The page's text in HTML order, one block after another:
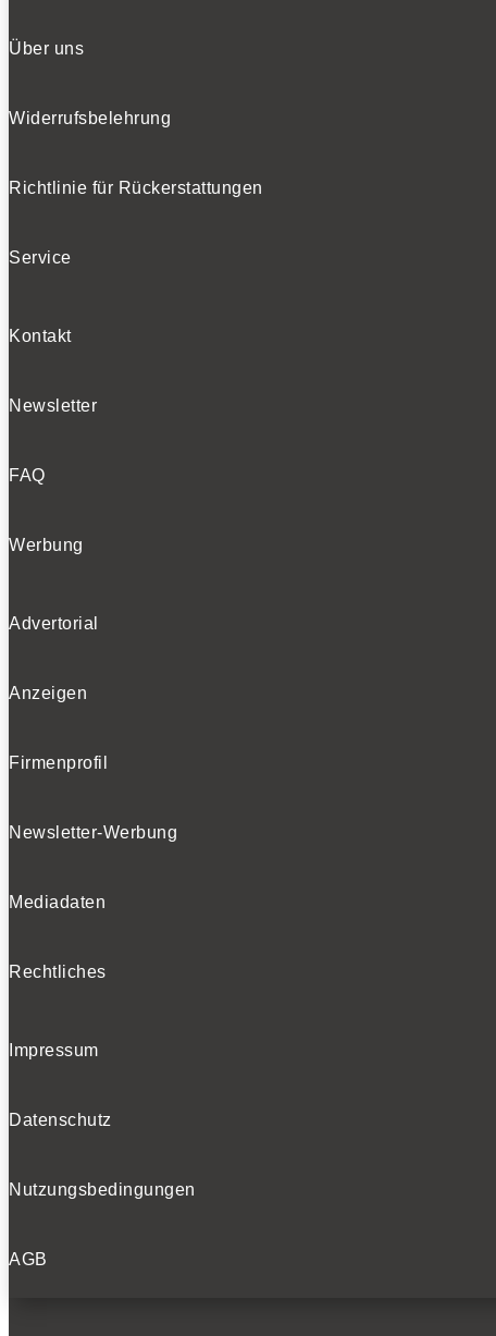
Über uns
Widerrufsbelehrung
Richtlinie für Rückerstattungen
Service
Kontakt
Newsletter
FAQ
Werbung
Advertorial
Anzeigen
Firmenprofil
Newsletter-Werbung
Mediadaten
Rechtliches
Impressum
Datenschutz
Nutzungsbedingungen
AGB